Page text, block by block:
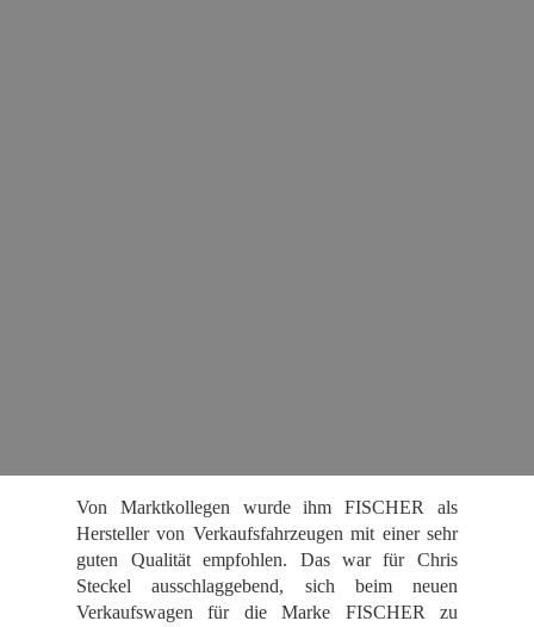
Von Marktkollegen wurde ihm FISCHER als
Hersteller von Verkaufsfahrzeugen mit einer sehr
guten Qualität empfohlen. Das war für Chris
Steckel ausschlaggebend, sich beim neuen
Verkaufswagen für die Marke FISCHER zu